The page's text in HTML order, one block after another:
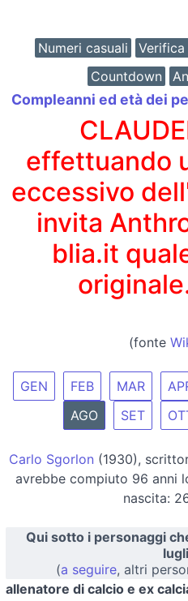
Numeri casuali Verifica
Countdown
Compleanni ed età dei
effettuando
eccessivo
invita
blia.it
(fonte
GEN FEB MAR
AGO
SET
Carlo Sgorlon (1930),
avrebbe compiuto 96 anni
nascita:
Qui sotto i personaggi
(a seguire, altri
allenatore di calcio e ex